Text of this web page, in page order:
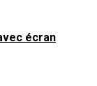
écran